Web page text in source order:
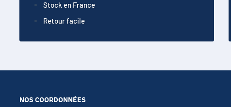
Stock en France
Retour facile
NOS COORDONNÉES